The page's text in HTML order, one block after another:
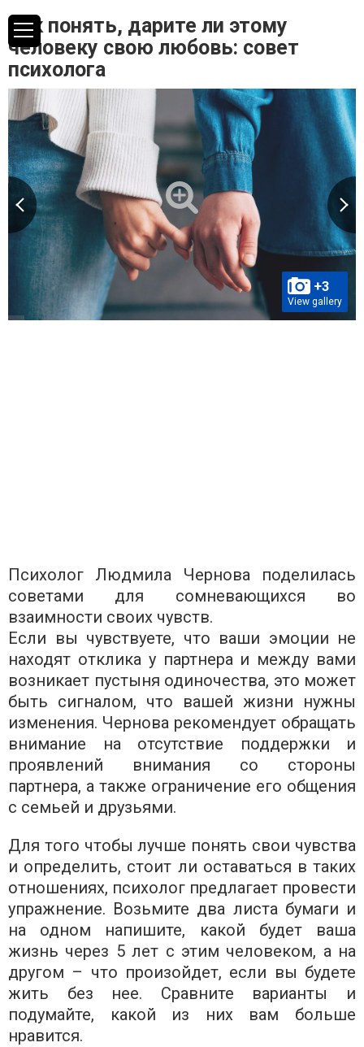
Как понять, дарите ли этому
человеку свою любовь: совет
психолога
+3
View gallery
Психолог Людмила Чернова поделилась
советами для сомневающихся во
взаимности своих чувств.
Если вы чувствуете, что ваши эмоции не
находят отклика у партнера и между вами
возникает пустыня одиночества, это может
быть сигналом, что вашей жизни нужны
изменения. Чернова рекомендует обращать
внимание на отсутствие поддержки и
проявлений внимания со стороны
партнера, а также ограничение его общения
с семьей и друзьями.
Для того чтобы лучше понять свои чувства
и определить, стоит ли оставаться в таких
отношениях, психолог предлагает провести
упражнение. Возьмите два листа бумаги и
на одном напишите, какой будет ваша
жизнь через 5 лет с этим человеком, а на
другом – что произойдет, если вы будете
жить без нее. Сравните варианты и
подумайте, какой из них вам больше
нравится.